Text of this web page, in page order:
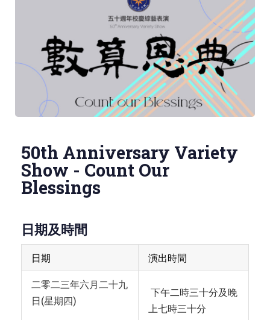
50th Anniversary Variety
Show - Count Our
Blessings
日期及時間
日期 演出時間
二零二三年六月二十九
下午二時三十分及晚